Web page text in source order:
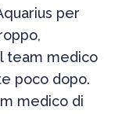
per
team medico
poco dopo.
medico di